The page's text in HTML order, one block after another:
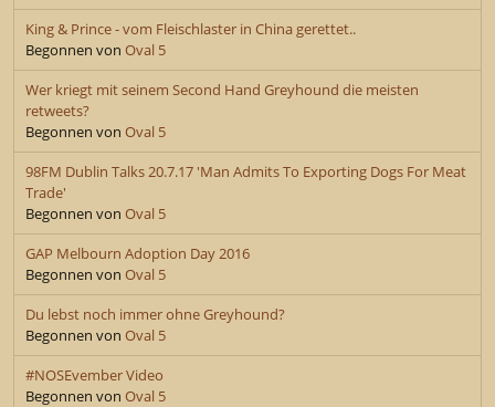
King & Prince - vom Fleischlaster in China gerettet..
Begonnen von Oval 5
Wer kriegt mit seinem Second Hand Greyhound die meisten
retweets?
Begonnen von Oval 5
98FM Dublin Talks 20.7.17 'Man Admits To Exporting Dogs For Meat
Trade'
Begonnen von Oval 5
GAP Melbourn Adoption Day 2016
Begonnen von Oval 5
Du lebst noch immer ohne Greyhound?
Begonnen von Oval 5
#NOSEvember Video
Begonnen von Oval 5